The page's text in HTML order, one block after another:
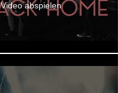
Video abspielen